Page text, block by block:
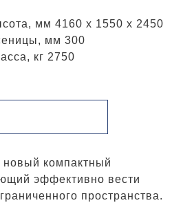
мм 4160 x 1550 x 2450
мм 300
кг 2750
новый компактный
эффективно вести
пространства.